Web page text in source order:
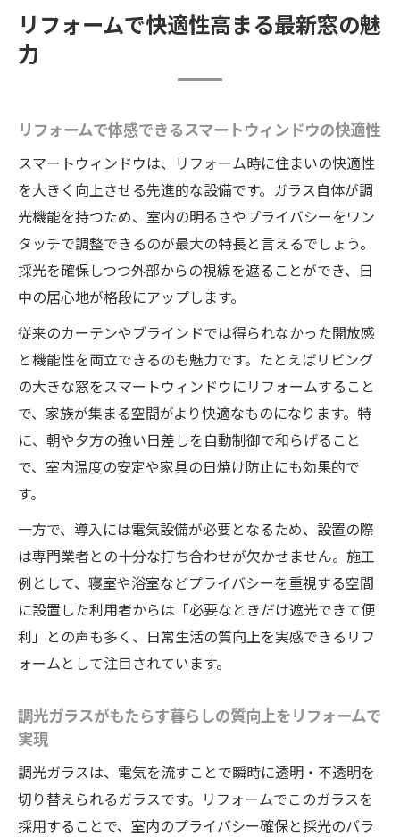
リフォームで快適性高まる最新窓の魅
力
リフォームで体感できるスマートウィンドウの快適性
スマートウィンドウは、リフォーム時に住まいの快適性
を大きく向上させる先進的な設備です。ガラス自体が調
光機能を持つため、室内の明るさやプライバシーをワン
タッチで調整できるのが最大の特長と言えるでしょう。
採光を確保しつつ外部からの視線を遮ることができ、日
中の居心地が格段にアップします。
従来のカーテンやブラインドでは得られなかった開放感
と機能性を両立できるのも魅力です。たとえばリビング
の大きな窓をスマートウィンドウにリフォームすること
で、家族が集まる空間がより快適なものになります。特
に、朝や夕方の強い日差しを自動制御で和らげること
で、室内温度の安定や家具の日焼け防止にも効果的で
す。
一方で、導入には電気設備が必要となるため、設置の際
は専門業者との十分な打ち合わせが欠かせません。施工
例として、寝室や浴室などプライバシーを重視する空間
に設置した利用者からは「必要なときだけ遮光できて便
利」との声も多く、日常生活の質向上を実感できるリフ
ォームとして注目されています。
調光ガラスがもたらす暮らしの質向上をリフォームで
実現
調光ガラスは、電気を流すことで瞬時に透明・不透明を
切り替えられるガラスです。リフォームでこのガラスを
採用することで、室内のプライバシー確保と採光のバラ